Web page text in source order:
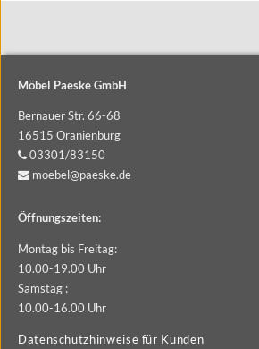
Möbel Paeske GmbH
Bernauer Str. 66-68
16515 Oranienburg
03301/83150
moebel@paeske.de
Öffnungszeiten:
Montag bis Freitag:
10.00-19.00 Uhr
Samstag :
10.00-16.00 Uhr
Datenschutzhinweise für Kunden